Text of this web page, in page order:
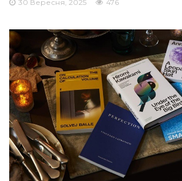
30 Вересня, 2025 476